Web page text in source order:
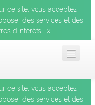
ce site, vous acceptez
des services et des
d’intérêts.
x
Accueil
ce site, vous acceptez
des services et des